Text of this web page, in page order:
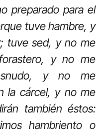
preparado para el
tuve hambre, y
tuve sed, y no me
y no me
y no me
la cárcel, y no me
también éstos:
hambriento o